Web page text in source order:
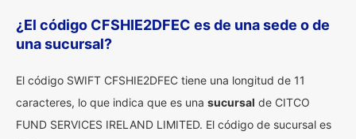
¿El código CFSHIE2DFEC es de una sede o de
una sucursal?
El código SWIFT CFSHIE2DFEC tiene una longitud de 11
caracteres, lo que indica que es una sucursal de CITCO
FUND SERVICES IRELAND LIMITED. El código de sucursal es